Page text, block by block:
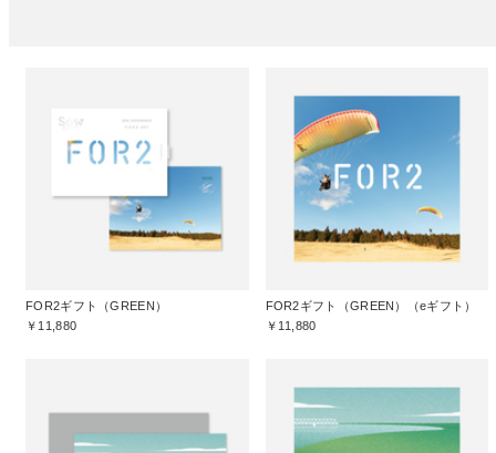
FOR2ギフト（GREEN）
￥11,880
FOR2ギフト（GREEN）（eギフト）
￥11,880